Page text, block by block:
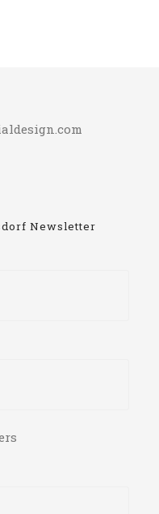
Newsletter